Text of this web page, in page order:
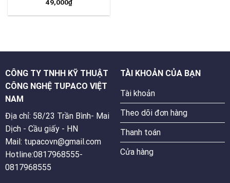
49,000₫
CÔNG TY TNHH KỸ THUẬT
CÔNG NGHỆ TUPACO VIỆT
NAM
Địa chỉ: 58/23 Trần Bình- Mai
Dịch - Cầu giấy - HN
Mail: tupacovn@gmail.com
Hotline:0817968555-
0817968555
TÀI KHOẢN CỦA BẠN
Tài khoản
Theo dõi đơn hàng
Thanh toán
Cửa hàng